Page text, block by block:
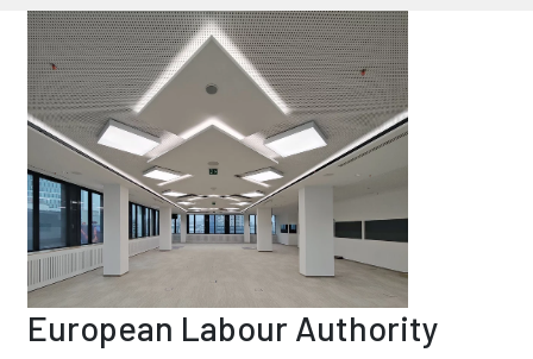
European Labour Authority